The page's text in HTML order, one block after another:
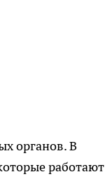
органов. В
работают